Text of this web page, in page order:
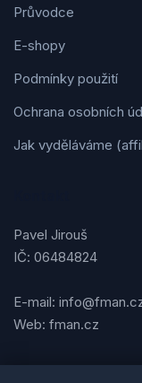
Průvodce
E-shopy
Podmínky použití
Ochrana osobních
Jak vyděláváme
Pavel Jirouš
IČ: 06484824
E-mail:
Web: fman.cz